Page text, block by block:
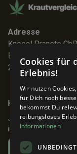
Adresse
Knösel Pranoto GbR
Elmenhorststr. 7
22767 Hamburg
Keine Angebote
Jetzt anmelden und
informiert werden!
Cookies für
Erlebnis!
Wir nutzen
für Dich noch
bekommst Du
reibungsloses
Informationen